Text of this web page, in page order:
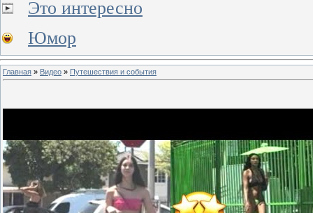
Это интересно
Юмор
Главная » Видео » Путешествия и события